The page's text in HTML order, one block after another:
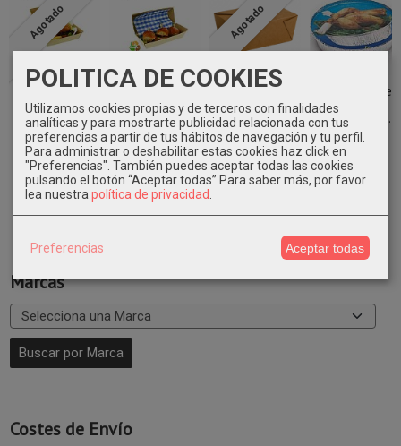
Marcas
Costes de Envío
Agotado
Envase comida
compostable
150 uni.
54,98 €
Envase comida
compostable
200 uni.
64,09 €
Agotado
Envase cartón
Takeaway
Kraft 160...
56,93 €
Tapa envase
aluminio
1400/935ml.
500...
35,31 €
POLITICA DE COOKIES
Utilizamos cookies propias y de terceros con finalidades
analíticas y para mostrarte publicidad relacionada con tus
preferencias a partir de tus hábitos de navegación y tu perfil.
Para administrar o deshabilitar estas cookies haz click en
"Preferencias". También puedes aceptar todas las cookies
pulsando el botón “Aceptar todas” Para saber más, por favor
lea nuestrapolítica de privacidad.
Preferencias Aceptar todas